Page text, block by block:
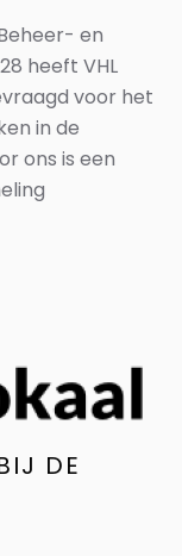
en
heeft VHL
voor het
in de
ons is een
DE